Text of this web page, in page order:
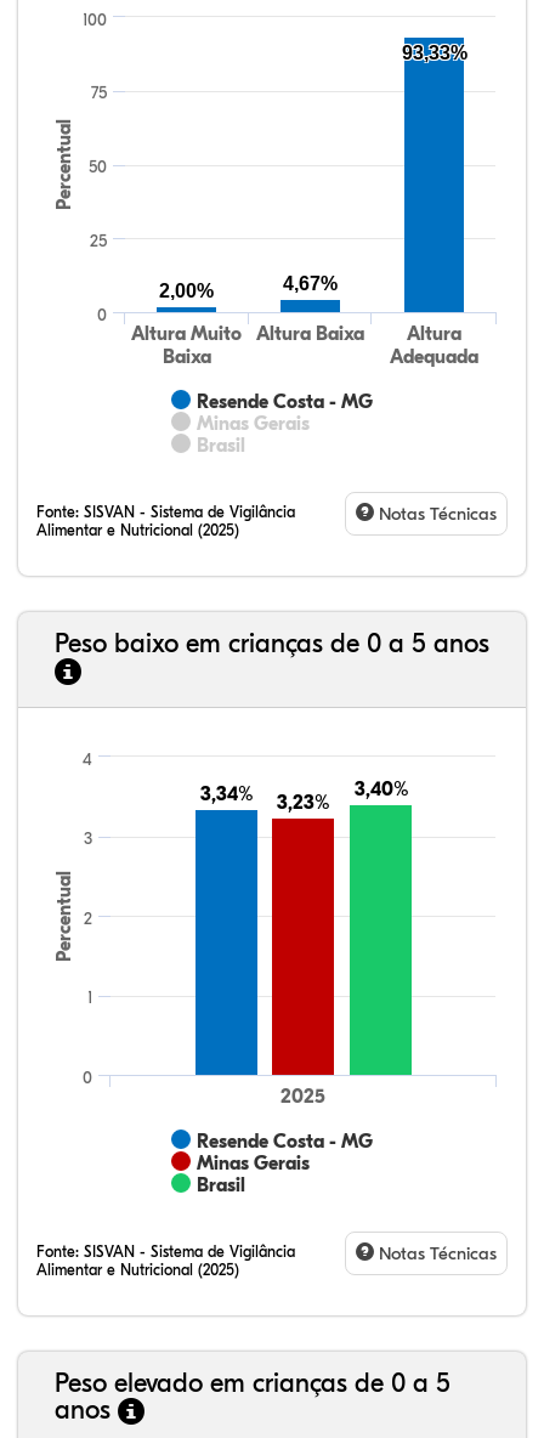
Percentual
Resende Costa - MG
Minas Gerais
Brasil
Altura Muito
Baixa
Altura Baixa
Altura
Adequada
0
25
50
75
100
2,00% 4,67%
93,33%
Fonte: SISVAN - Sistema de Vigilância
Alimentar e Nutricional (2025)
Notas Técnicas
Peso baixo em crianças de 0 a 5 anos
Percentual
3,34%
3,34% 3,23%
3,23%
3,40%
3,40%
Resende Costa - MG
Minas Gerais
Brasil
2025
0
1
2
3
4
Fonte: SISVAN - Sistema de Vigilância
Alimentar e Nutricional (2025)
Notas Técnicas
Peso elevado em crianças de 0 a 5
anos